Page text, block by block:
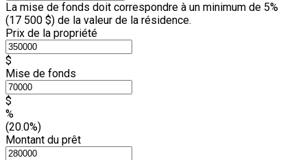
La mise de fonds doit correspondre à un minimum de 5%
(17 500 $) de la valeur de la résidence.
Prix de la propriété
$
Mise de fonds
$
%
(20.0%)
Montant du prêt